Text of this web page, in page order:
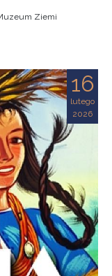
Ziemi
16
lutego
2026